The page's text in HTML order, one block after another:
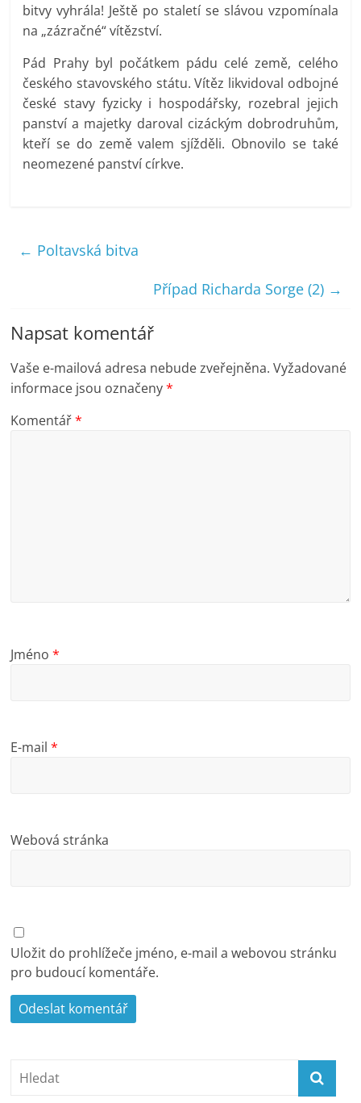
bitvy vyhrála! Ještě po staletí se slávou vzpomínala
na „zázračné“ vítězství.
Pád Prahy byl počátkem pádu celé země, celého
českého stavovského státu. Vítěz likvidoval odbojné
české stavy fyzicky i hospodářsky, rozebral jejich
panství a majetky daroval cizáckým dobrodruhům,
kteří se do země valem sjížděli. Obnovilo se také
neomezené panství církve.
← Poltavská bitva
Případ Richarda Sorge (2) →
Napsat komentář
Vaše e-mailová adresa nebude zveřejněna. Vyžadované
informace jsou označeny*
Komentář*
Jméno*
E-mail*
Webová stránka
Uložit do prohlížeče jméno, e-mail a webovou stránku
pro budoucí komentáře.